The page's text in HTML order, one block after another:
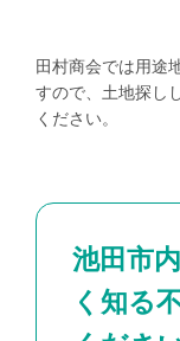
田村商会では用途
すので、土地探し
ください。
池田市
く知る